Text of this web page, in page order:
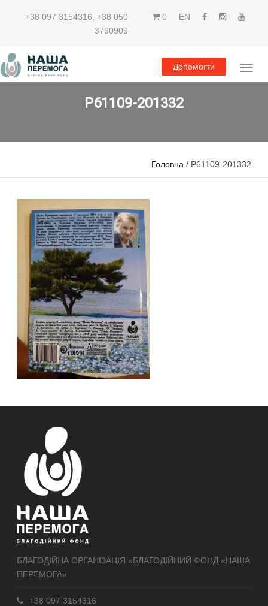
+38 097 3154316 +38 050
3790909
0 EN
Допомогти
P61109-201332
Головна / P61109-201332
БЛАГОДІЙНА ОРГАНІЗАЦІЯ «БЛАГОДІЙНИЙ ФОНД «НАША
ПЕРЕМОГА»
+38 097 3154316